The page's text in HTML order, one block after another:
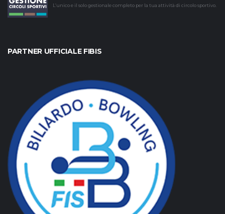
L’unico e il solo gestionale completo per la tua attività di circolo sportivo.
PARTNER UFFICIALE FIBIS